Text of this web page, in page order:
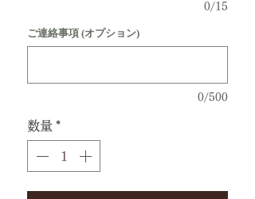
0/15
ご連絡事項 (オプション)
0/500
数量 *